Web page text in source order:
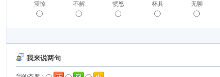
震惊 不解 愤怒 杯具 无聊